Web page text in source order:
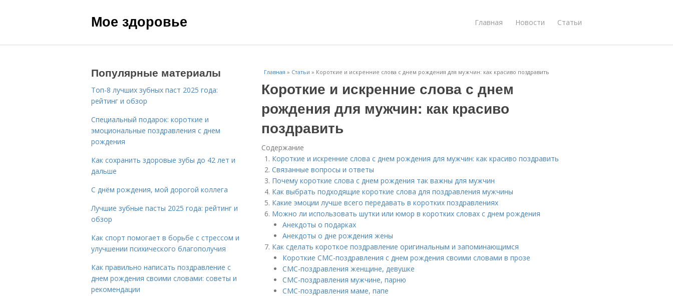
Мое здоровье Главная Новости Статьи
Главная » Статьи » Короткие и искренние слова с днем рождения для мужчин: как красиво поздравить
Короткие и искренние слова с днем
рождения для мужчин: как красиво
поздравить
Содержание
Короткие и искренние слова с днем рождения для мужчин: как красиво поздравить
Связанные вопросы и ответы
Почему короткие слова с днем рождения так важны для мужчин
Как выбрать подходящие короткие слова для поздравления мужчины
Какие эмоции лучше всего передавать в коротких поздравлениях
Можно ли использовать шутки или юмор в коротких словах с днем рождения
Анекдоты о подарках
Анекдоты о дне рождения жены
Как сделать короткое поздравление оригинальным и запоминающимся
Короткие СМС-поздравления с днем рождения своими словами в прозе
СМС-поздравления женщине, девушке
СМС-поздравления мужчине, парню
СМС-поздравления маме, папе
Популярные материалы
Топ-8 лучших зубных паст 2025 года:
рейтинг и обзор
Специальный подарок: короткие и
эмоциональные поздравления с днем
рождения
Как сохранить здоровые зубы до 42 лет и
дальше
С днём рождения, мой дорогой коллега
Лучшие зубные пасты 2025 года: рейтинг и
обзор
Как спорт помогает в борьбе с стрессом и
улучшении психического благополучия
Как правильно написать поздравление с
днем рождения своими словами: советы и
рекомендации